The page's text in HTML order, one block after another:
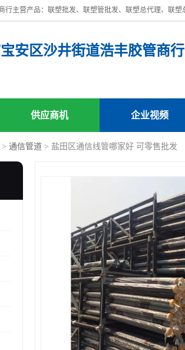
安区沙井街道浩丰胶管商行
供应商机 企业视频
> 通信管道 > 盐田区通信线管哪家好 可零售批发